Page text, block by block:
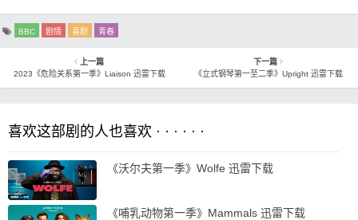
BBC 剧情 喜剧 青春
上一篇
2023《危险关系第一季》Liaison 迅雷下载
下一篇
《立式钢琴第一至二季》Upright 迅雷下载
喜欢这部剧的人也喜欢 · · · · · ·
《沃尔夫第一季》Wolfe 迅雷下载
《哺乳动物第一季》Mammals 迅雷下载